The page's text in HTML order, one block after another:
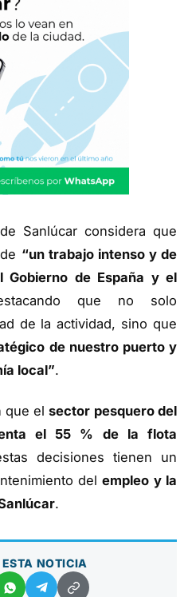
Sanlúcar considera que
“un trabajo intenso y de
Gobierno de España y el
que no solo
de la actividad, sino que
de nuestro puerto y
local”.
que elsector pesquero del
el 55 % de la flota
decisiones tienen un
delempleo y la
.
NOTICIA